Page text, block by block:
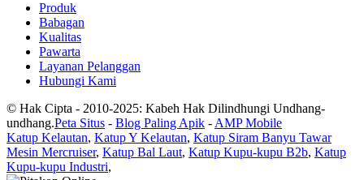
Produk
Babagan
Kualitas
Pawarta
Layanan Pelanggan
Hubungi Kami
© Hak Cipta - 2010-2025: Kabeh Hak Dilindhungi Undhang-
undhang.Peta Situs - Blog Paling Apik -AMP Mobile
Katup Kelautan, Katup Y Kelautan, Katup Siram Banyu Tawar
Mesin Mercruiser, Katup Bal Laut, Katup Kupu-kupu B2b, Katup
Kupu-kupu Industri,